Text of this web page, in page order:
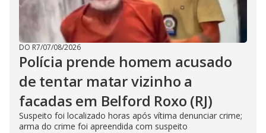
DO R7/07/08/2026
Polícia prende homem acusado
de tentar matar vizinho a
facadas em Belford Roxo (RJ)
Suspeito foi localizado horas após vítima denunciar crime;
arma do crime foi apreendida com suspeito